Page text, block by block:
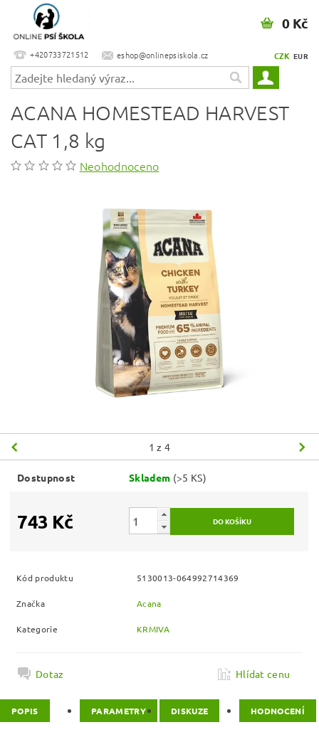
+420733721512 eshop@onlinepsiskola.cz CZK EUR
0 Kč
ACANA HOMESTEAD HARVEST
CAT 1,8 kg
Neohodnoceno
1 z 4
Dostupnost Skladem (>5 KS)
743 Kč
Kód produktu 5130013-064992714369
Značka Acana
Kategorie KRMIVA
Dotaz Hlídat cenu
POPIS PARAMETRY DISKUZE HODNOCENÍ